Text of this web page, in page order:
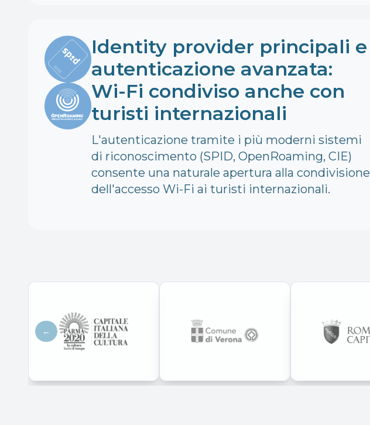
Identity provider principali e
autenticazione avanzata:
Wi-Fi condiviso anche con
turisti internazionali
L'autenticazione tramite i più moderni sistemi
di riconoscimento (SPID, OpenRoaming, CIE)
consente una naturale apertura alla condivisione
dell'accesso Wi-Fi ai turisti internazionali.
←